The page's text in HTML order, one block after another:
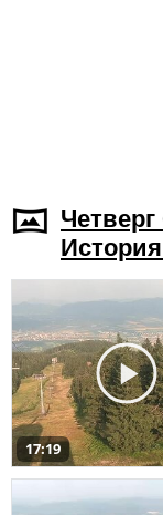
Четверг
17:19